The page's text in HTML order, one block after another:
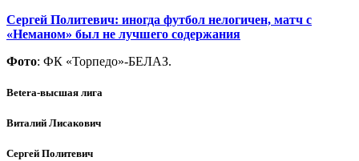
Сергей Политевич: иногда футбол нелогичен, матч с
«Неманом» был не лучшего содержания
Фото: ФК «Торпедо»-БЕЛАЗ.
Betera-высшая лига
Виталий Лисакович
Сергей Политевич